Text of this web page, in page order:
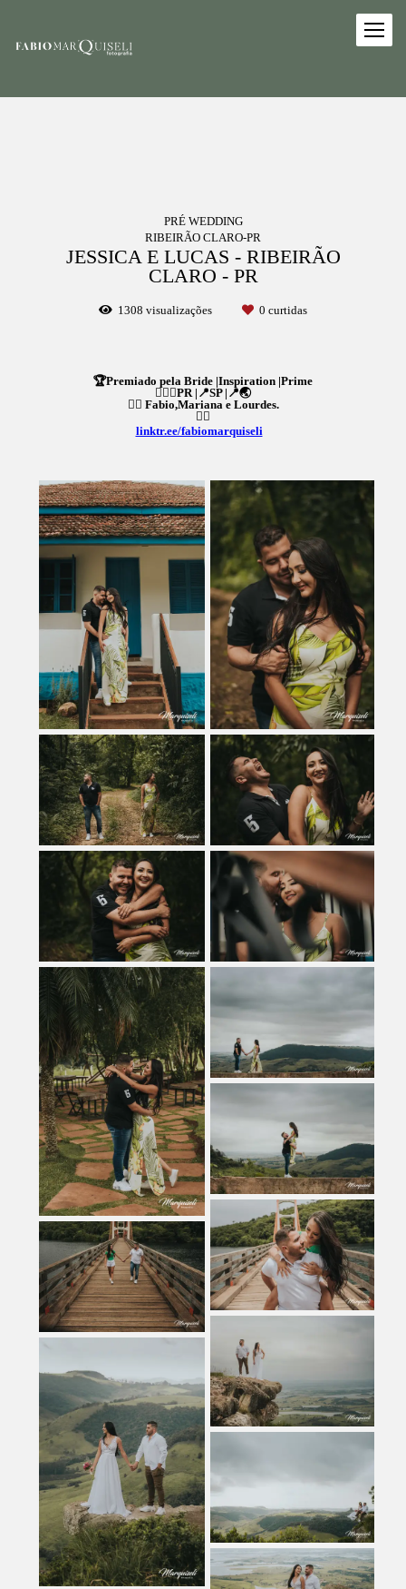
PRÉ WEDDING
RIBEIRÃO CLARO-PR
JESSICA E LUCAS - RIBEIRÃO
CLARO - PR
1308 visualizações 0 curtidas
🏆Premiado pela Bride |Inspiration |Prime
👉🏻📍PR |📍SP |📍🌏
👉🏻 Fabio,Mariana e Lourdes.
👇🏻
linktr.ee/fabiomarquiseli